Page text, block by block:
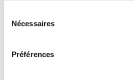
Nécessaires
Préférences
Principe de subsidiarité